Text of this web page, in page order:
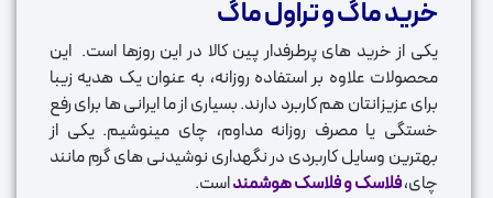
خرید ماگ و تراول ماگ
یکی از خرید های پرطرفدار پین کالا در این روزها است. این
محصولات علاوه بر استفاده روزانه، به عنوان یک هدیه زیبا
برای عزیزانتان هم کاربرد دارند. بسیاری از ما ایرانی ها برای رفع
خستگی یا مصرف روزانه مداوم، چای مینوشیم. یکی از
بهترین وسایل کاربردی در نگهداری نوشیدنی های گرم مانند
چای،فلاسک و فلاسک هوشمنداست.